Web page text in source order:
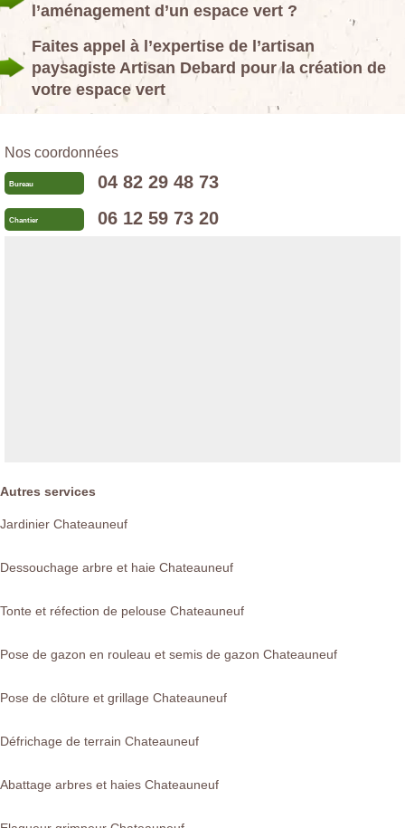
l’aménagement d’un espace vert ?
Faites appel à l’expertise de l’artisan
paysagiste Artisan Debard pour la création de
votre espace vert
Nos coordonnées
Bureau 04 82 29 48 73
Chantier 06 12 59 73 20
Autres services
Jardinier Chateauneuf
Dessouchage arbre et haie Chateauneuf
Tonte et réfection de pelouse Chateauneuf
Pose de gazon en rouleau et semis de gazon Chateauneuf
Pose de clôture et grillage Chateauneuf
Défrichage de terrain Chateauneuf
Abattage arbres et haies Chateauneuf